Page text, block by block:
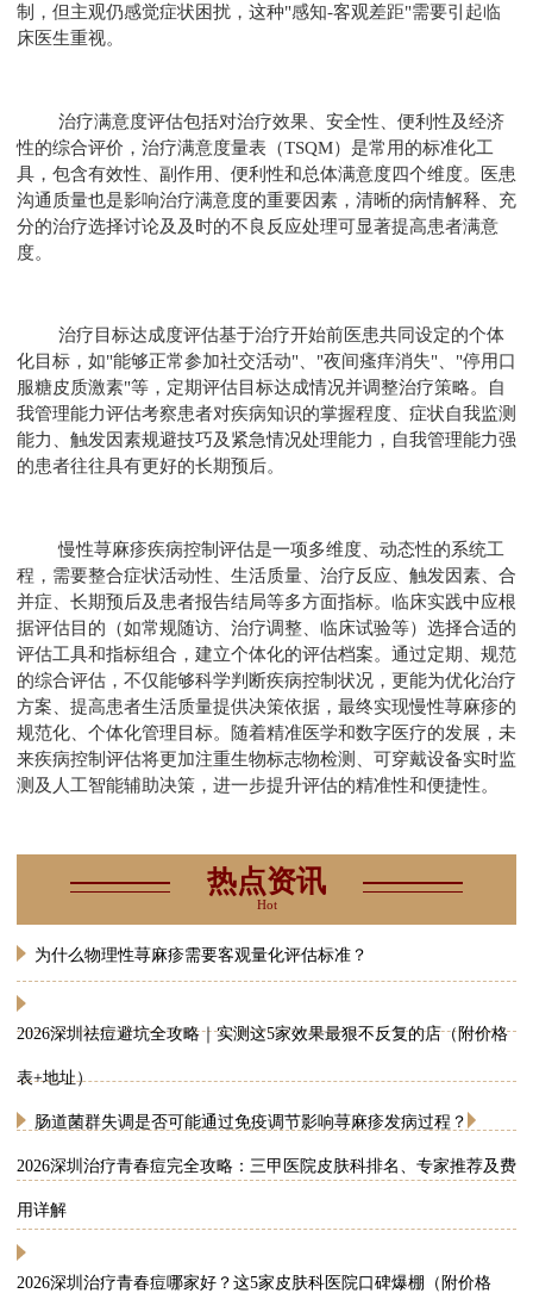
制，但主观仍感觉症状困扰，这种"感知-客观差距"需要引起临
床医生重视。
治疗满意度评估包括对治疗效果、安全性、便利性及经济
性的综合评价，治疗满意度量表（TSQM）是常用的标准化工
具，包含有效性、副作用、便利性和总体满意度四个维度。医患
沟通质量也是影响治疗满意度的重要因素，清晰的病情解释、充
分的治疗选择讨论及及时的不良反应处理可显著提高患者满意
度。
治疗目标达成度评估基于治疗开始前医患共同设定的个体
化目标，如"能够正常参加社交活动"、"夜间瘙痒消失"、"停用口
服糖皮质激素"等，定期评估目标达成情况并调整治疗策略。自
我管理能力评估考察患者对疾病知识的掌握程度、症状自我监测
能力、触发因素规避技巧及紧急情况处理能力，自我管理能力强
的患者往往具有更好的长期预后。
慢性荨麻疹疾病控制评估是一项多维度、动态性的系统工
程，需要整合症状活动性、生活质量、治疗反应、触发因素、合
并症、长期预后及患者报告结局等多方面指标。临床实践中应根
据评估目的（如常规随访、治疗调整、临床试验等）选择合适的
评估工具和指标组合，建立个体化的评估档案。通过定期、规范
的综合评估，不仅能够科学判断疾病控制状况，更能为优化治疗
方案、提高患者生活质量提供决策依据，最终实现慢性荨麻疹的
规范化、个体化管理目标。随着精准医学和数字医疗的发展，未
来疾病控制评估将更加注重生物标志物检测、可穿戴设备实时监
测及人工智能辅助决策，进一步提升评估的精准性和便捷性。
热点资讯
Hot
为什么物理性荨麻疹需要客观量化评估标准？
2026深圳祛痘避坑全攻略｜实测这5家效果最狠不反复的店（附价格
表+地址）
肠道菌群失调是否可能通过免疫调节影响荨麻疹发病过程？
2026深圳治疗青春痘完全攻略：三甲医院皮肤科排名、专家推荐及费
用详解
2026深圳治疗青春痘哪家好？这5家皮肤科医院口碑爆棚（附价格